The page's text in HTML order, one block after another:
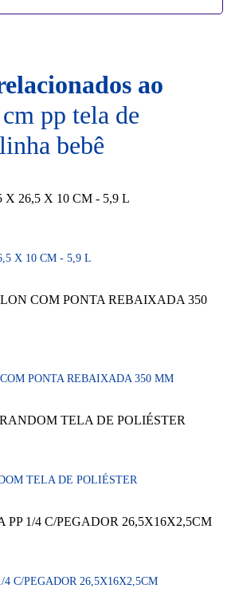
ao
pp tela de
bebê
X 10 CM - 5,9 L
PONTA REBAIXADA 350 MM
TELA DE POLIÉSTER
4 C/PEGADOR 26,5X16X2,5CM